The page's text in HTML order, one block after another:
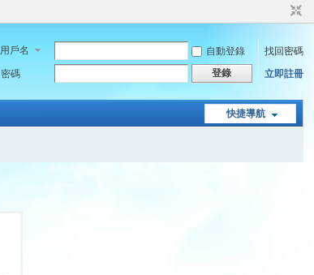
用戶名 自動登錄
找回密碼
密碼
登錄 立即註冊
快捷導航